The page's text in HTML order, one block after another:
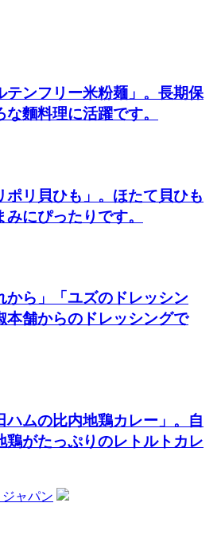
テンフリー米粉麺」。長期保
麵料理に活躍です。
ポリ貝ひも」。ほたて貝ひも
にぴったりです。
から」「ユズのドレッシン
本舗からのドレッシングで
ハムの比内地鶏カレー」。自
鶏がたっぷりのレトルトカレ